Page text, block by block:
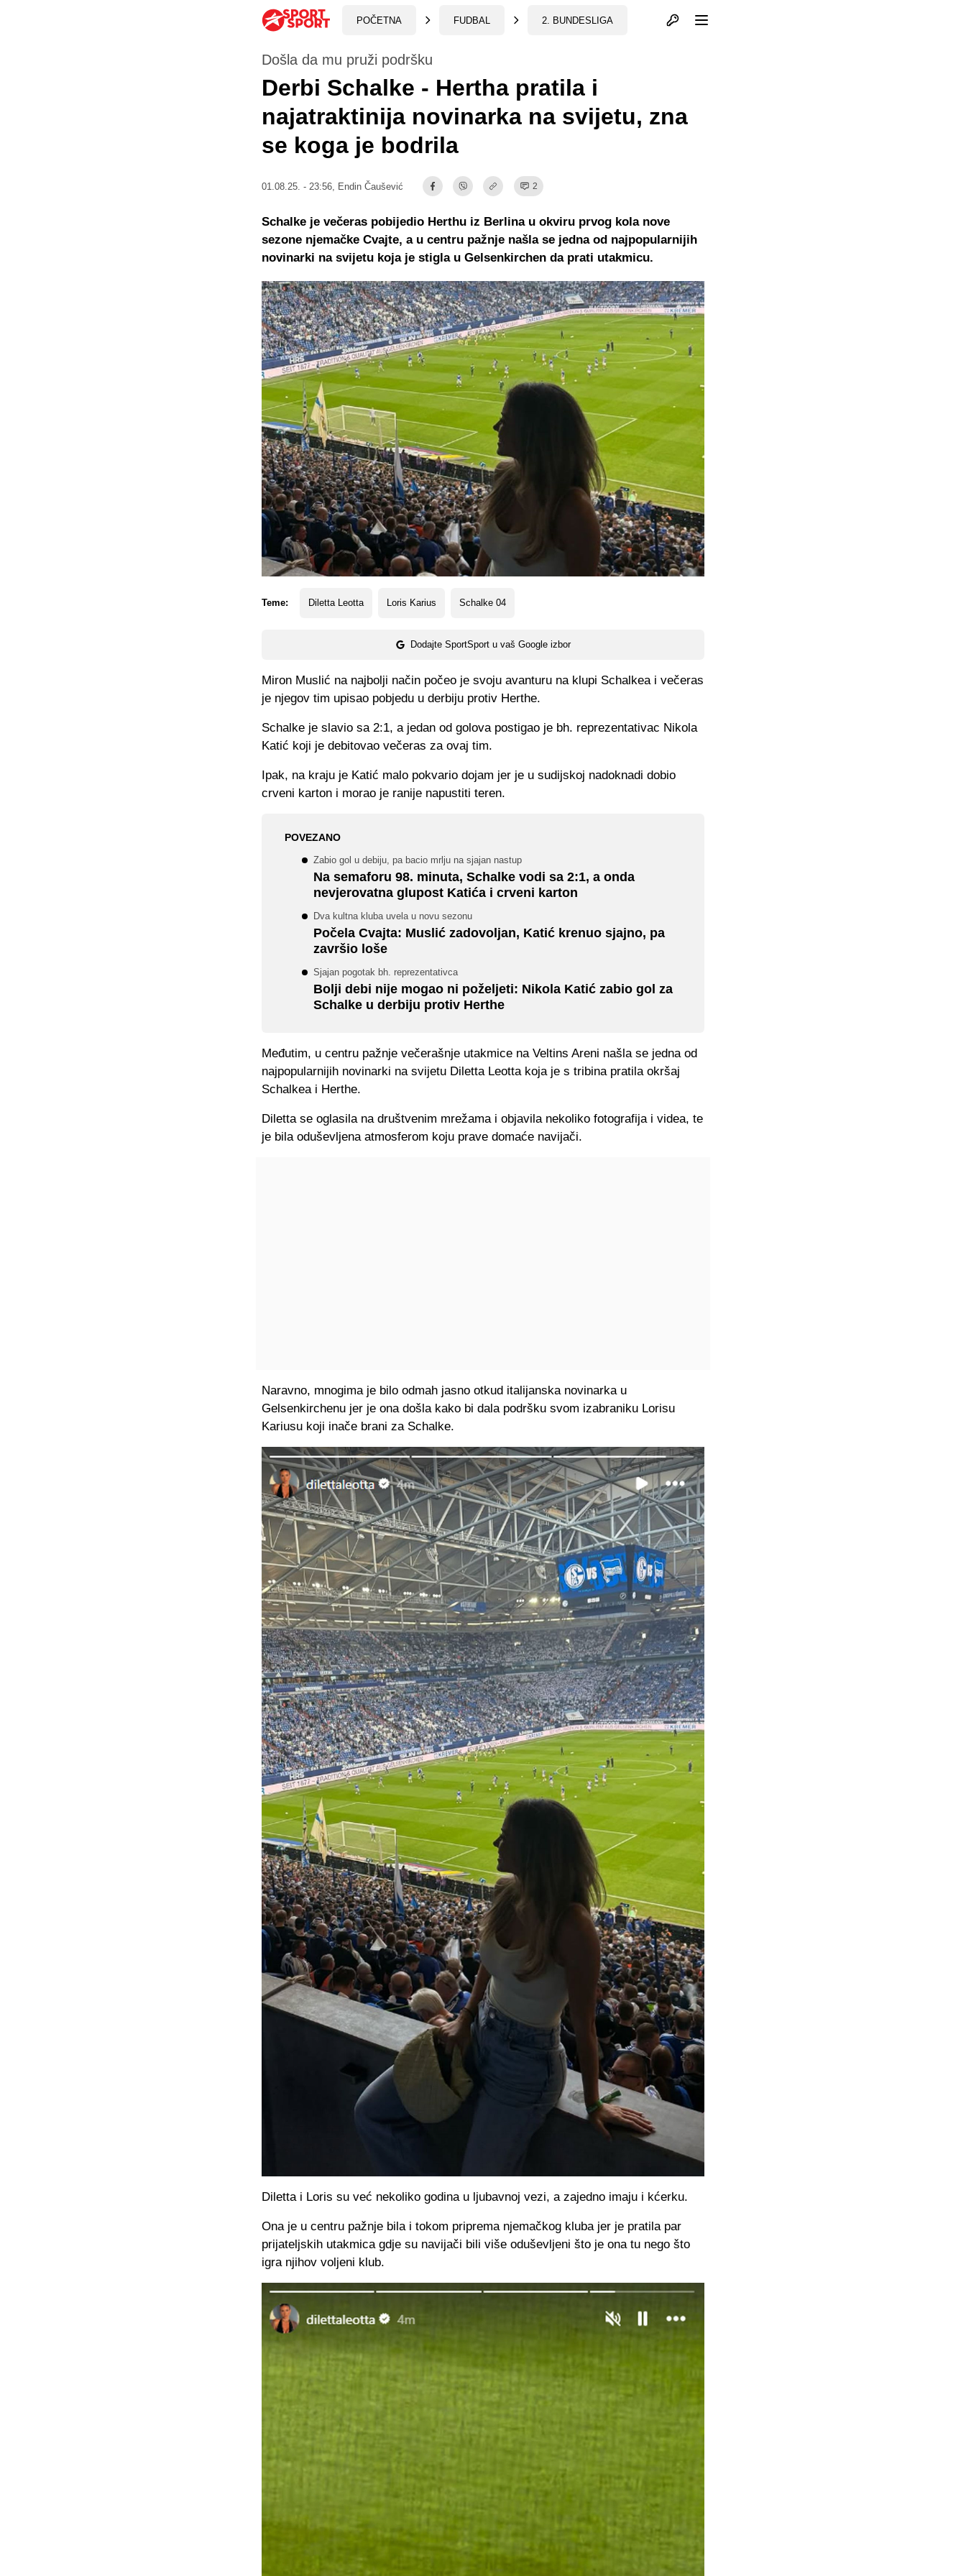
POČETNA FUDBAL 2. BUNDESLIGA Otvori profil
Došla da mu pruži podršku
Derbi Schalke - Hertha pratila i
najatraktinija novinarka na svijetu, zna
se koga je bodrila
01.08.25. - 23:56, Endin Čaušević 2
Teme: Diletta Leotta Loris Karius Schalke 04
Dodajte SportSport u vaš Google izbor
Schalke je večeras pobijedio Herthu iz Berlina u okviru prvog kola nove
sezone njemačke Cvajte, a u centru pažnje našla se jedna od najpopularnijih
novinarki na svijetu koja je stigla u Gelsenkirchen da prati utakmicu.
Miron Muslić na najbolji način počeo je svoju avanturu na klupi Schalkea i večeras
je njegov tim upisao pobjedu u derbiju protiv Herthe.
Schalke je slavio sa 2:1, a jedan od golova postigao je bh. reprezentativac Nikola
Katić koji je debitovao večeras za ovaj tim.
Ipak, na kraju je Katić malo pokvario dojam jer je u sudijskoj nadoknadi dobio
crveni karton i morao je ranije napustiti teren.
POVEZANO
Zabio gol u debiju, pa bacio mrlju na sjajan nastup
Na semaforu 98. minuta, Schalke vodi sa 2:1, a onda
nevjerovatna glupost Katića i crveni karton
Dva kultna kluba uvela u novu sezonu
Počela Cvajta: Muslić zadovoljan, Katić krenuo sjajno, pa
završio loše
Sjajan pogotak bh. reprezentativca
Bolji debi nije mogao ni poželjeti: Nikola Katić zabio gol za
Schalke u derbiju protiv Herthe
Međutim, u centru pažnje večerašnje utakmice na Veltins Areni našla se jedna od
najpopularnijih novinarki na svijetu Diletta Leotta koja je s tribina pratila okršaj
Schalkea i Herthe.
Diletta se oglasila na društvenim mrežama i objavila nekoliko fotografija i videa, te
je bila oduševljena atmosferom koju prave domaće navijači.
Naravno, mnogima je bilo odmah jasno otkud italijanska novinarka u
Gelsenkirchenu jer je ona došla kako bi dala podršku svom izabraniku Lorisu
Kariusu koji inače brani za Schalke.
Diletta i Loris su već nekoliko godina u ljubavnoj vezi, a zajedno imaju i kćerku.
Ona je u centru pažnje bila i tokom priprema njemačkog kluba jer je pratila par
prijateljskih utakmica gdje su navijači bili više oduševljeni što je ona tu nego što
igra njihov voljeni klub.